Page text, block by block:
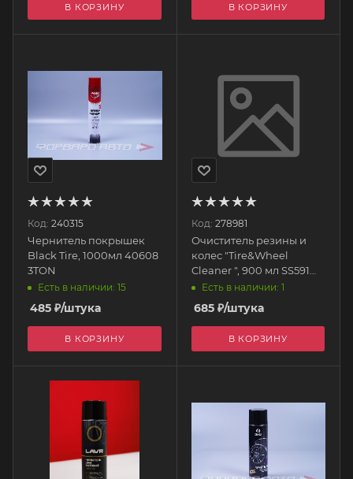
В КОРЗИНУ В КОРЗИНУ
Код: 240315
Чернитель покрышек
Black Tire, 1000мл 40608
3TON
Есть в наличии: 15
485 ₽/штука
В КОРЗИНУ
Код: 278981
Очиститель резины и
колес "Tire&Wheel
Cleaner ", 900 мл SS591
Shine Systems
Есть в наличии: 1
685₽/штука
В КОРЗИНУ